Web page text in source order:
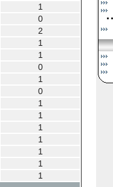
1
0
2
1
1
0
1
0
1
1
1
1
1
1
1